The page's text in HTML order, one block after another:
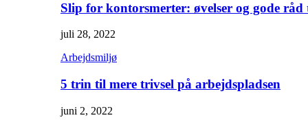
Slip for kontorsmerter: øvelser og gode
juli 28, 2022
Arbejdsmiljø
5 trin til mere trivsel på arbejdspladsen
juni 2, 2022